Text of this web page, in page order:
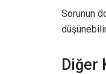
Sorunun
Diğer